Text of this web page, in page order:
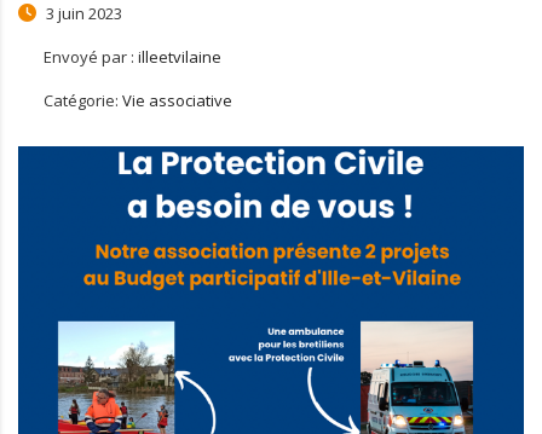
3 juin 2023
Envoyé par : illeetvilaine
Catégorie: Vie associative